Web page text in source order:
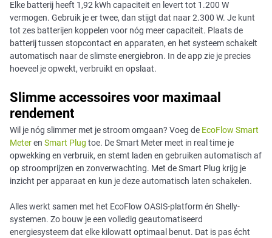
Elke batterij heeft 1,92 kWh capaciteit en levert tot 1.200 W
vermogen. Gebruik je er twee, dan stijgt dat naar 2.300 W. Je kunt
tot zes batterijen koppelen voor nóg meer capaciteit. Plaats de
batterij tussen stopcontact en apparaten, en het systeem schakelt
automatisch naar de slimste energiebron. In de app zie je precies
hoeveel je opwekt, verbruikt en opslaat.
Slimme accessoires voor maximaal
rendement
Wil je nóg slimmer met je stroom omgaan? Voeg de EcoFlow Smart
Meteren Smart Plug toe. De Smart Meter meet in real time je
opwekking en verbruik, en stemt laden en gebruiken automatisch af
op stroomprijzen en zonverwachting. Met de Smart Plug krijg je
inzicht per apparaat en kun je deze automatisch laten schakelen.
Alles werkt samen met het EcoFlow OASIS-platform én Shelly-
systemen. Zo bouw je een volledig geautomatiseerd
energiesysteem dat elke kilowatt optimaal benut. Dat is pas écht